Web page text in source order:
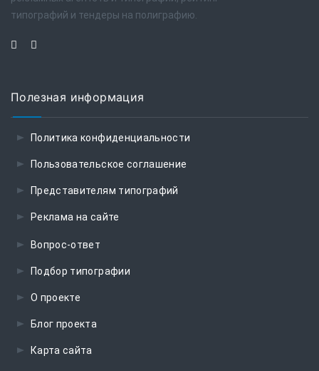
типографий и тендеры на полиграфию.
Полезная информация
Политика конфиденциальности
Пользовательское соглашение
Представителям типографий
Реклама на сайте
Вопрос-ответ
Подбор типографии
О проекте
Блог проекта
Карта сайта